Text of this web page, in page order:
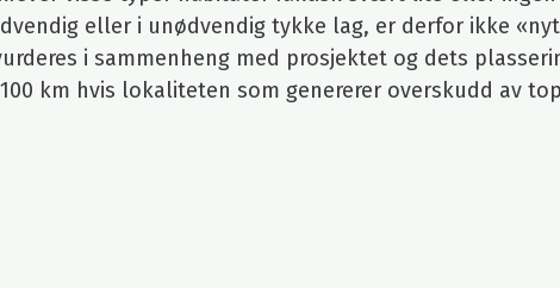
eller i unødvendig tykke lag, er derfor ikke
i sammenheng med prosjektet og dets
km hvis lokaliteten som genererer overskudd av